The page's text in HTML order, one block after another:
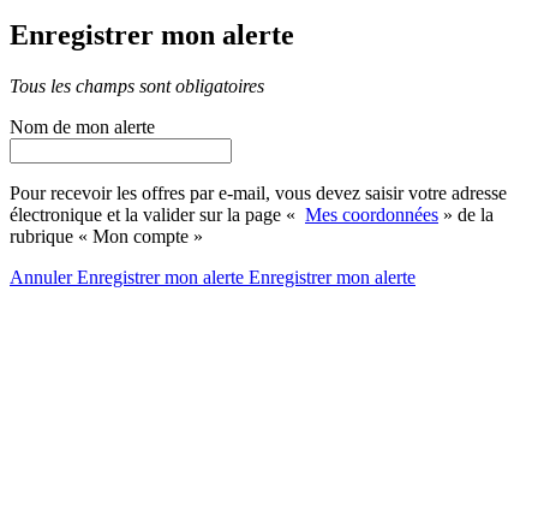
Enregistrer mon alerte
Tous les champs sont obligatoires
Nom de mon alerte
Pour recevoir les offres par e-mail, vous devez saisir votre adresse
électronique et la valider sur la page « Mes coordonnées » de la
rubrique « Mon compte »
AnnulerEnregistrer mon alerte Enregistrermon alerte